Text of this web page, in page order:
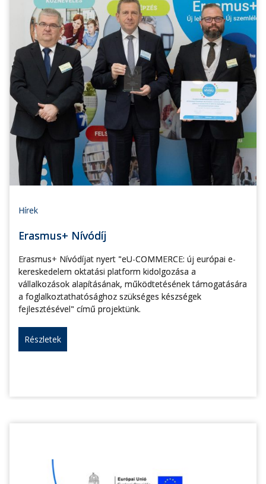
Hírek
Erasmus+ Nívódíj
Erasmus+ Nívódíjat nyert "eU-COMMERCE: új európai e-
kereskedelem oktatási platform kidolgozása a
vállalkozások alapításának, működtetésének támogatására
a foglalkoztathatósághoz szükséges készségek
fejlesztésével" című projektünk.
Részletek